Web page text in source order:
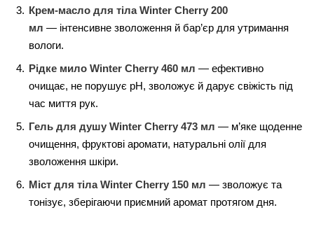
Крем-масло для тіла Winter Cherry 200
мл — інтенсивне зволоження й бар’єр для утримання
вологи.
Рідке мило Winter Cherry 460 мл — ефективно
очищає, не порушує pH, зволожує й дарує свіжість під
час миття рук.
Гель для душу Winter Cherry 473 мл — м’яке щоденне
очищення, фруктові аромати, натуральні олії для
зволоження шкіри.
Міст для тіла Winter Cherry 150 мл — зволожує та
тонізує, зберігаючи приємний аромат протягом дня.